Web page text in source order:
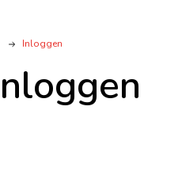
Inloggen